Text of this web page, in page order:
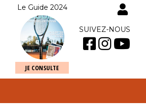
Le Guide 2024
JE CONSULTE
SUIVEZ-NOUS